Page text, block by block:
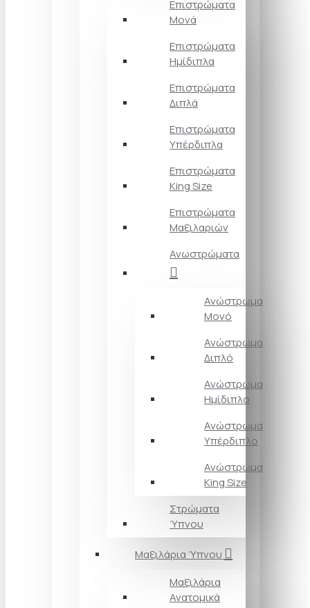
Επιστρώματα
Μονά
Επιστρώματα
Ημίδιπλα
Επιστρώματα
Διπλά
Επιστρώματα
Υπέρδιπλα
Επιστρώματα
King Size
Επιστρώματα
Μαξιλαριών
Ανωστρώματα
Ανώστρωμα
Μονό
Ανώστρωμα
Διπλό
Ανώστρωμα
Ημίδιπλο
Ανώστρωμα
Υπέρδιπλο
Ανώστρωμα
King Size
Στρώματα
Ύπνου
Μαξιλάρια Ύπνου
Μαξιλάρια
Ανατομικά